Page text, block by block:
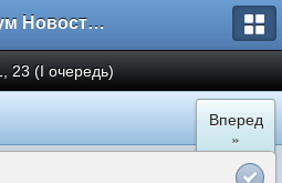
Форум Новостройки
23 (I очередь)
Вперед
»